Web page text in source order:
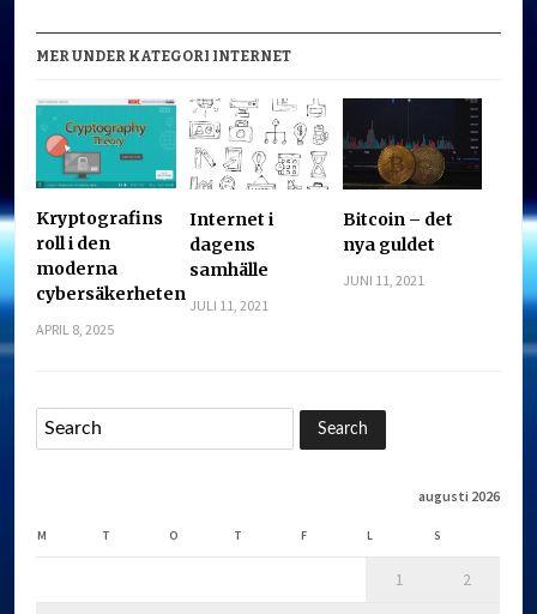
MER UNDER KATEGORI INTERNET
Kryptografins
roll i den
moderna
cybersäkerheten
APRIL 8, 2025
Internet i
dagens
samhälle
JULI 11, 2021
Bitcoin – det
nya guldet
JUNI 11, 2021
augusti 2026
M T O T F L S
1 2